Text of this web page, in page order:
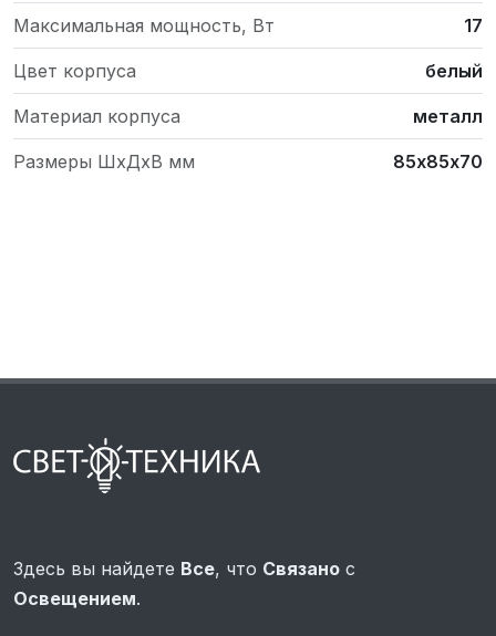
Максимальная мощность, Вт 17
Цвет корпуса белый
Материал корпуса металл
Размеры ШхДхВ мм 85х85х70
Здесь вы найдете Все, что Связано с
Освещением.